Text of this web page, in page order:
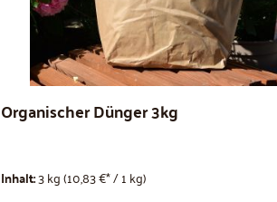
Organischer Dünger 3kg
Inhalt:3 kg(10,83 €* / 1 kg)